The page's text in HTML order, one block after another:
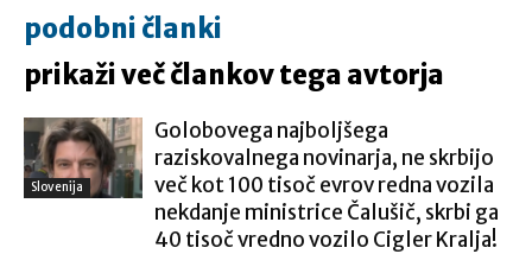
podobni članki
prikaži več člankov tega avtorja
Slovenija
Golobovega najboljšega
raziskovalnega novinarja, ne skrbijo
več kot 100 tisoč evrov redna vozila
nekdanje ministrice Čalušič, skrbi ga
40 tisoč vredno vozilo Cigler Kralja!